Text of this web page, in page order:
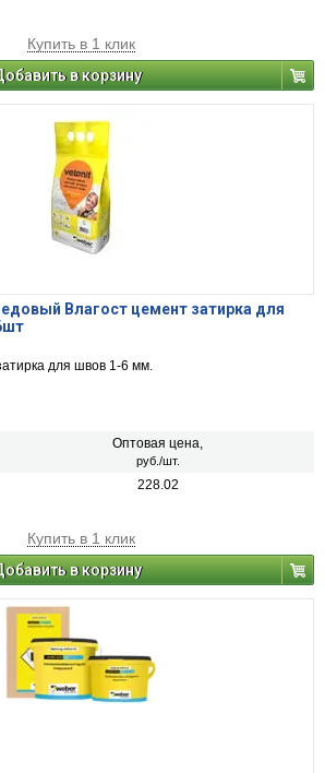
Купить в 1 клик
в корзину
Влагост цемент затирка для
для швов 1-6 мм.
Оптовая цена,
руб./шт.
228.02
Купить в 1 клик
в корзину